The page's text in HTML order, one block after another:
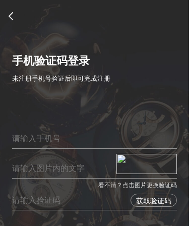
手机验证码登录
未注册手机号验证后即可完成注册
看不清？点击图片更换验证码
获取验证码